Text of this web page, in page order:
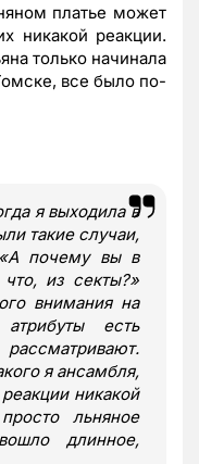
платье может
никакой реакции.
только начинала
все было по-
я выходила в
такие случаи,
почему вы в
из секты?»
внимания на
есть
я ансамбля,
никакой
льняное
длинное,